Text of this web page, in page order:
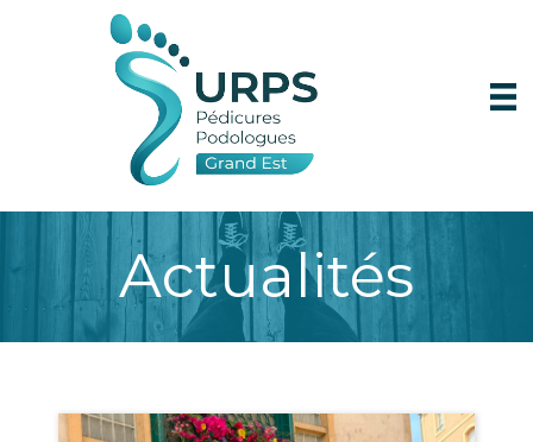
Actualités